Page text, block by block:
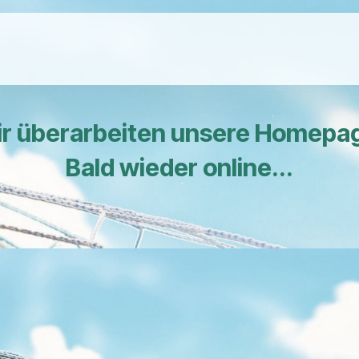
überarbeiten unsere
Bald wieder online...